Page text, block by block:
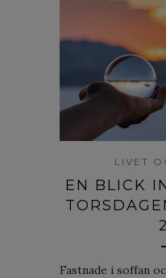
LIVET
EN BLICK
Fastnade i soffan